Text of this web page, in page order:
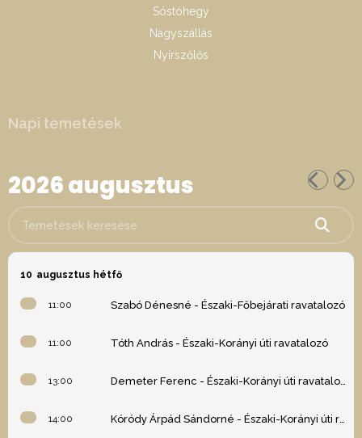
Sóstóhegy
Nagyszállás
Nyírszőlős
Napi temetések
2026 augusztus
10 augusztus hétfő
11:00 Szabó Dénesné - Északi-Főbejárati ravatalozó
11:00 Tóth András - Északi-Korányi úti ravatalozó
13:00 Demeter Ferenc - Északi-Korányi úti ravatalozó
14:00 Kóródy Árpád Sándorné - Északi-Korányi úti ravatalozó